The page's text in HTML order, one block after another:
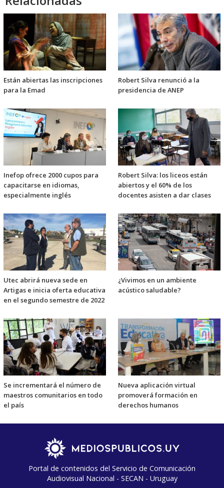
Están abiertas las inscripciones
para la Emad
Robert Silva renunció a la
presidencia de ANEP
Inefop ofrece 2000 cupos para
capacitarse en idiomas,
especialmente inglés
Robert Silva: los liceos están
abiertos y el 60% de los
docentes asisten a dar clases
Utec abrirá nueva sede en
Artigas e inicia oferta educativa
en el segundo semestre de 2022
¿Vivimos en un ambiente
acústico saludable?
Se incrementará el número de
maestros comunitarios en todo
el país
Nueva aplicación virtual
promoverá formación en
derechos humanos
Portal de contenidos del Servicio de Comunicación
Audiovisual Nacional - SECAN - Uruguay